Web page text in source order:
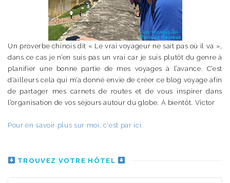
Un proverbe chinois dit « Le vrai voyageur ne sait pas où il va »,
dans ce cas je n’en suis pas un vrai car je suis plutôt du genre à
planifier une bonne partie de mes voyages à l’avance. C’est
d’ailleurs cela qui m’a donné envie de créer ce blog voyage afin
de partager mes carnets de routes et de vous inspirer dans
l’organisation de vos séjours autour du globe. À bientôt. Victor
Pour en savoir plus sur moi, c'est par ici.
TROUVEZ VOTRE HÔTEL